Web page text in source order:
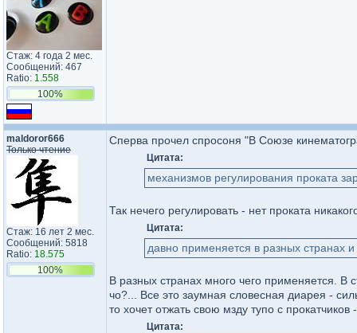
Стаж: 4 года 2 мес.
Сообщений: 467
Ratio: 1.558
100%
maldoror666
Только чтение
Стаж: 16 лет 2 мес.
Сообщений: 5818
Ratio: 18.575
100%
Сперва прочел спросоня "В Союзе
Цитата:
механизмов регулирования проката
Так нечего регулировать - нет проката
Цитата:
давно применяется в разных странах
В разных странах много чего применяется.
чо?... Все это заумная словесная диарея -
то хочет отжать свою мзду тупо с
Цитата: